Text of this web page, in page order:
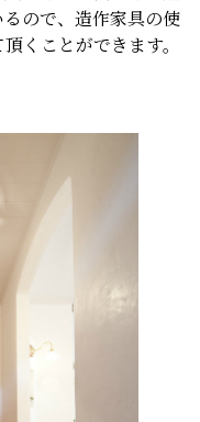
ので、造作家具の使
くことができます。